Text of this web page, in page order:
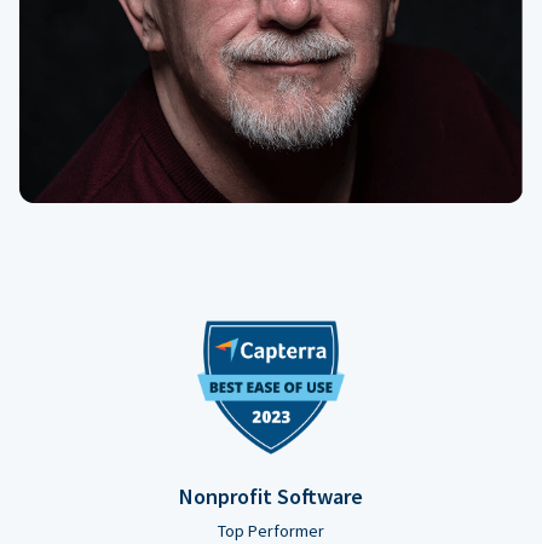
Nonprofit Software
Top Performer